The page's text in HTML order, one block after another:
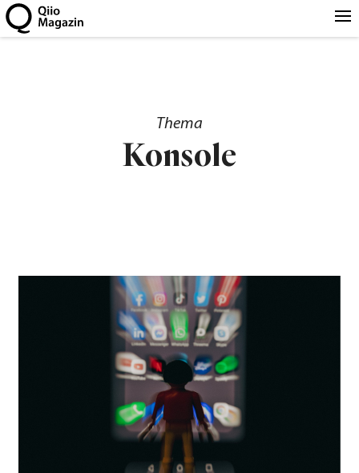
Thema
Konsole